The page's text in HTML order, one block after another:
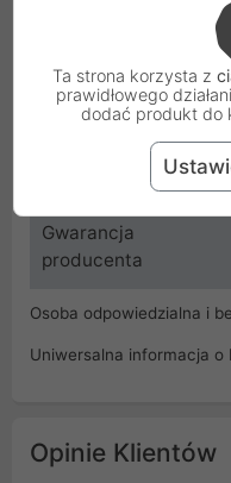
Gwarancja
producenta
Osoba odpowiedzialna i
Uniwersalna informacja o
Opinie Klientów
Ta strona korzysta z
prawidłowego
dodać produkt do